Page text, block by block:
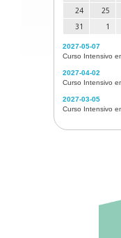
24
25
31
1
2027-05-07
Curso Intensivo
2027-04-02
Curso Intensivo
2027-03-05
Curso Intensivo